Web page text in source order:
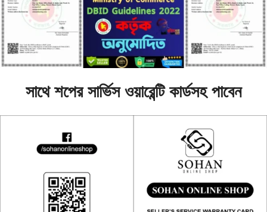
সাথে শপের সার্ভিস ওয়ারেন্টি কার্ডসহ পাবেন